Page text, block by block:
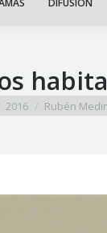
DIFUSIÓN
2016 Rubén